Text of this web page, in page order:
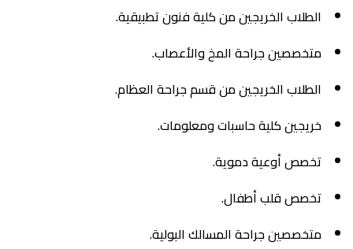
الطلاب الخريجين من كلية فنون تطبيقية.
متخصصين جراحة المخ والأعصاب.
الطلاب الخريجين من قسم جراحة العظام.
خريجين كلية حاسبات ومعلومات.
تخصص أوعية دموية.
تخصص قلب أطفال.
متخصصين جراحة المسالك البولية.